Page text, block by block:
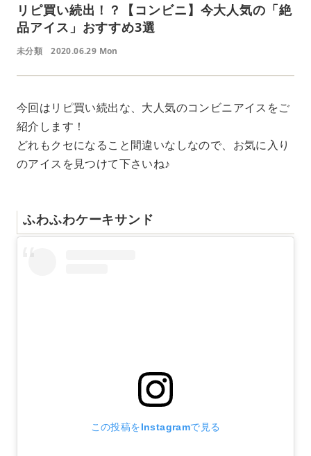
リピ買い続出！？【コンビニ】今大人気の「絶
品アイス」おすすめ3選
未分類 2020.06.29 Mon
今回はリピ買い続出な、大人気のコンビニアイスをご
紹介します！
どれもクセになること間違いなしなので、お気に入り
のアイスを見つけて下さいね♪
ふわふわケーキサンド
この投稿をInstagramで見る